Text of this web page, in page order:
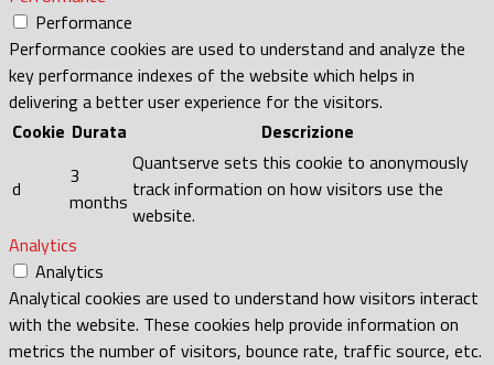
Performance
Performance cookies are used to understand and analyze the
key performance indexes of the website which helps in
delivering a better user experience for the visitors.
Cookie Durata Descrizione
d
3
months
Quantserve sets this cookie to anonymously
track information on how visitors use the
website.
Analytics
Analytics
Analytical cookies are used to understand how visitors interact
with the website. These cookies help provide information on
metrics the number of visitors, bounce rate, traffic source, etc.